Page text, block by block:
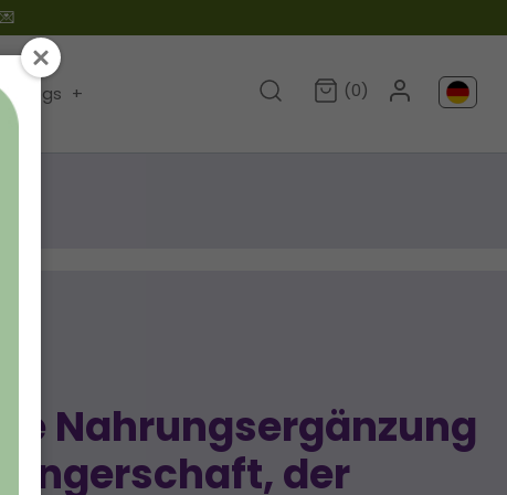
Blogs + (0)
Nahrungsergänzung
der